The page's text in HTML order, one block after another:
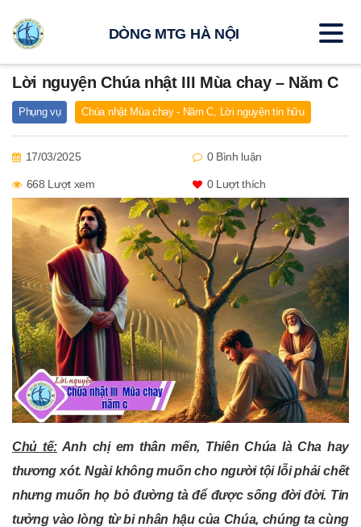
Lời nguyện Chúa nhật III Mùa chay – Năm C
Phụng vụ Chúa nhật Mùa chay - Năm C, Lời nguyện tín hữu
17/03/2025 0 Bình luận
668 Lượt xem 0Lượt thích
Chủ tế:Anh chị em thân mến, Thiên Chúa là Cha hay
thương xót. Ngài không muốn cho người tội lỗi phải chết
nhưng muốn họ bỏ đường tà để được sống đời đời. Tin
tưởng vào lòng từ bi nhân hậu của Chúa, chúng ta cùng
DÒNG MTG HÀ NỘI